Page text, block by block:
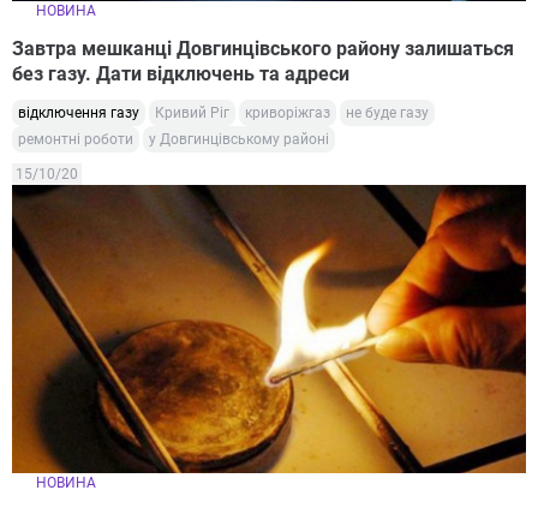
НОВИНА
Завтра мешканці Довгинцівського району залишаться
без газу. Дати відключень та адреси
відключення газу Кривий Ріг криворіжгаз
не буде газу
ремонтні роботи
у Довгинцівському районі
15/10/20
НОВИНА